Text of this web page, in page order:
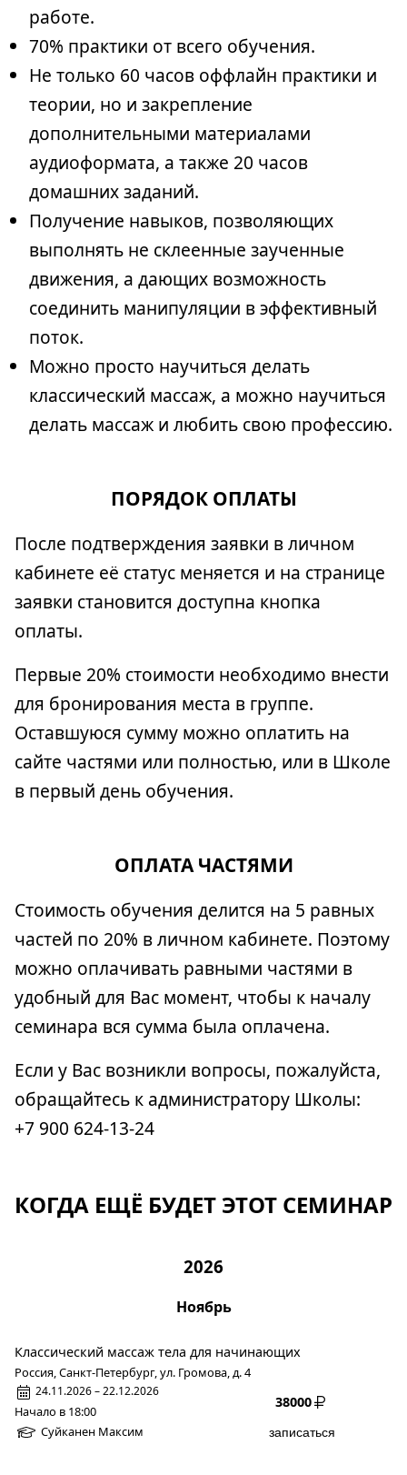
работе.
70% практики от всего обучения.
Не только 60 часов оффлайн практики и
теории, но и закрепление
дополнительными материалами
аудиоформата, а также 20 часов
домашних заданий.
Получение навыков, позволяющих
выполнять не склеенные заученные
движения, а дающих возможность
соединить манипуляции в эффективный
поток.
Можно просто научиться делать
классический массаж, а можно научиться
делать массаж и любить свою профессию.
ПОРЯДОК ОПЛАТЫ
После подтверждения заявки в личном
кабинете её статус меняется и на странице
заявки становится доступна кнопка
оплаты.
Первые 20% стоимости необходимо внести
для бронирования места в группе.
Оставшуюся сумму можно оплатить на
сайте частями или полностью, или в Школе
в первый день обучения.
ОПЛАТА ЧАСТЯМИ
Стоимость обучения делится на 5 равных
частей по 20% в личном кабинете. Поэтому
можно оплачивать равными частями в
удобный для Вас момент, чтобы к началу
семинара вся сумма была оплачена.
Если у Вас возникли вопросы, пожалуйста,
обращайтесь к администратору Школы:
+7 900 624-13-24
КОГДА ЕЩЁ БУДЕТ ЭТОТ СЕМИНАР
2026
Ноябрь
Классический массаж тела для начинающих
Россия, Санкт-Петербург, ул. Громова, д. 4
24.11.2026 – 22.12.2026
Начало в 18:00
Суйканен Максим
38000
записаться